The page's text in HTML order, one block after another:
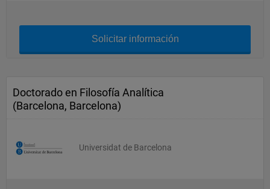
Solicitar información
Doctorado en Filosofía Analítica
(Barcelona, Barcelona)
Universidat de Barcelona